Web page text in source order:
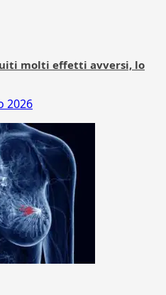
molti effetti avversi, lo
2026